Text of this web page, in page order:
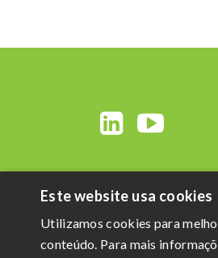
Este website usa cookies
Utilizamos cookies para
conteúdo. Para mais